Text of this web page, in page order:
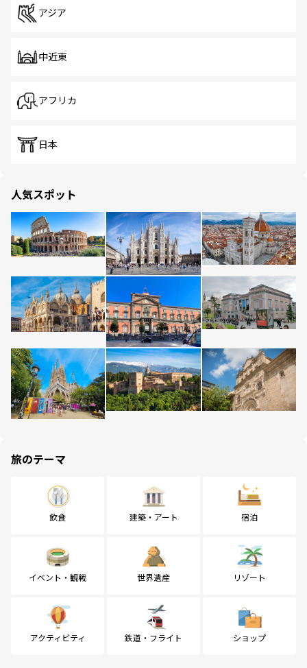
アジア
中近東
アフリカ
日本
人気スポット
旅のテーマ
飲食 建築・アート 宿泊
イベント・観戦 世界遺産 リゾート
アクティビティ 鉄道・フライト ショップ